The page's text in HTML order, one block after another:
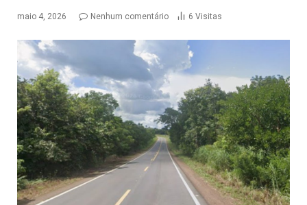
maio 4, 2026 Nenhum comentário 6 Visitas